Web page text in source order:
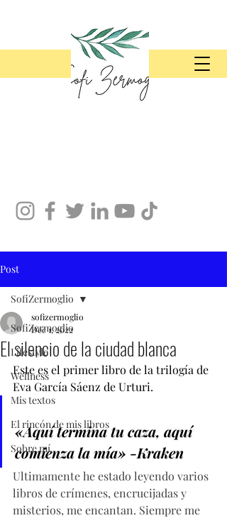
Post
SofiZermoglio
Lifestyle
Wellness
Mis textos
El rincón de mis libros
Sobre mí
SofiZermoglio
El silencio de la ciudad blanca
sofizermoglio
Dec 1, 2022
Este es el primer libro de la trilogía de
Eva García Sáenz de Urturi.
«Aquí termina tu caza, aquí
comienza la mía» -Kraken
Ultimamente he estado leyendo varios
libros de crímenes, encrucijadas y
misterios, me encantan. Siempre me